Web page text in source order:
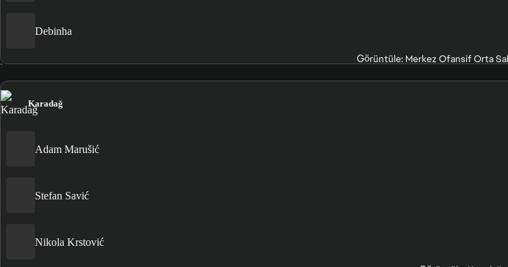
Debinha
Görüntüle: Merkez Ofansif Orta
Karadağ
Adam Marušić
Stefan Savić
Nikola Krstović